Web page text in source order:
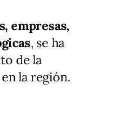
empresas,
, se ha
de la
la región.